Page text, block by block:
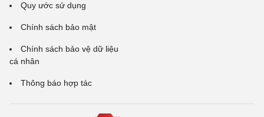
Quy ước sử dụng
Chính sách bảo mật
Chính sách bảo vệ dữ liệu
cá nhân
Thông báo hợp tác